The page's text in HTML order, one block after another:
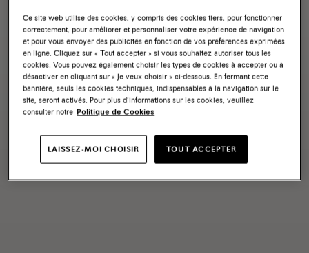
Ce site web utilise des cookies, y compris des cookies tiers, pour fonctionner
correctement, pour améliorer et personnaliser votre expérience de navigation
et pour vous envoyer des publicités en fonction de vos préférences exprimées
en ligne. Cliquez sur « Tout accepter » si vous souhaitez autoriser tous les
cookies. Vous pouvez également choisir les types de cookies à accepter ou à
désactiver en cliquant sur « Je veux choisir » ci-dessous. En fermant cette
bannière, seuls les cookies techniques, indispensables à la navigation sur le
site, seront activés. Pour plus d’informations sur les cookies, veuillez
consulter notre Politique de Cookies
LAISSEZ-MOI CHOISIR TOUT ACCEPTER